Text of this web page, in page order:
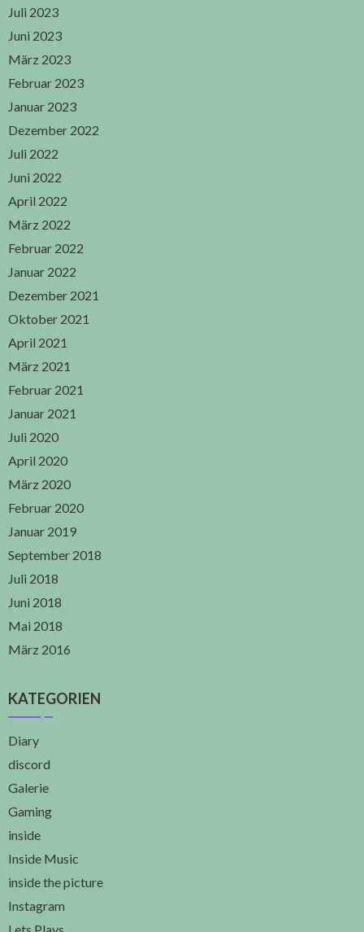
Juli 2023
Juni 2023
März 2023
Februar 2023
Januar 2023
Dezember 2022
Juli 2022
Juni 2022
April 2022
März 2022
Februar 2022
Januar 2022
Dezember 2021
Oktober 2021
April 2021
März 2021
Februar 2021
Januar 2021
Juli 2020
April 2020
März 2020
Februar 2020
Januar 2019
September 2018
Juli 2018
Juni 2018
Mai 2018
März 2016
KATEGORIEN
Diary
discord
Galerie
Gaming
inside
Inside Music
inside the picture
Instagram